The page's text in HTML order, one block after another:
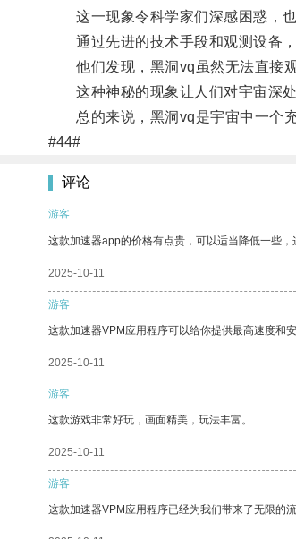
这一现象令科学家们深感困惑，也
通过先进的技术手段和观测设备，
他们发现，黑洞vq虽然无法直接观
这种神秘的现象让人们对宇宙深处
总的来说，黑洞vq是宇宙中一个充
#44#
评论
游客
这款加速器app的价格有点贵，可以适当降低一些，
2025-10-11
游客
这款加速器VPM应用程序可以给你提供最高速度和安
2025-10-11
游客
这款游戏非常好玩，画面精美，玩法丰富。
2025-10-11
游客
这款加速器VPM应用程序已经为我们带来了无限的流